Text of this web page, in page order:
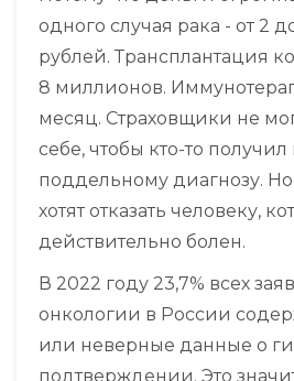
одного случая рака - от 2
рублей. Трансплантация
8 миллионов.
месяц. Страховщики не
себе, чтобы кто-то
поддельному диагнозу.
хотят отказать человеку,
действительно болен.
В 2022 году 23,7% всех
онкологии в России
или неверные данные о
подтверждении. Это